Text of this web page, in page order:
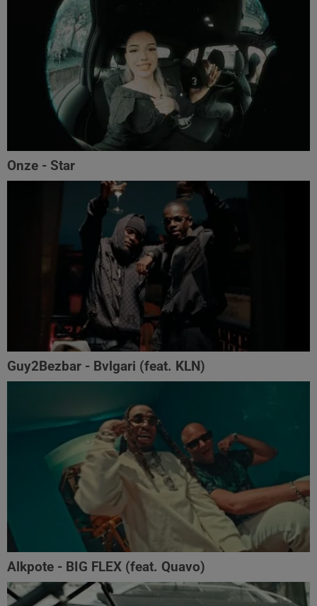
Onze - Star
Guy2Bezbar - Bvlgari (feat. KLN)
Alkpote - BIG FLEX (feat. Quavo)